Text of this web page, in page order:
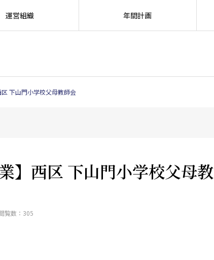
運営組織 年間計画
区 下山門小学校父母教師会
】西区 下山門小学校父母教
覧数：305